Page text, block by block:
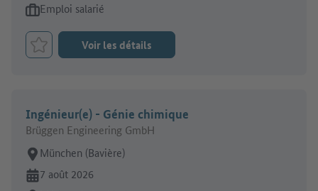
Type d'offre d'emploi:
Emploi salarié
Retenir le job
Voir les détails
Ingénieur(e) - Génie chimique
Brüggen Engineering GmbH
Lieu de travail:
München (Bavière)
En ligne depuis:
7 août 2026